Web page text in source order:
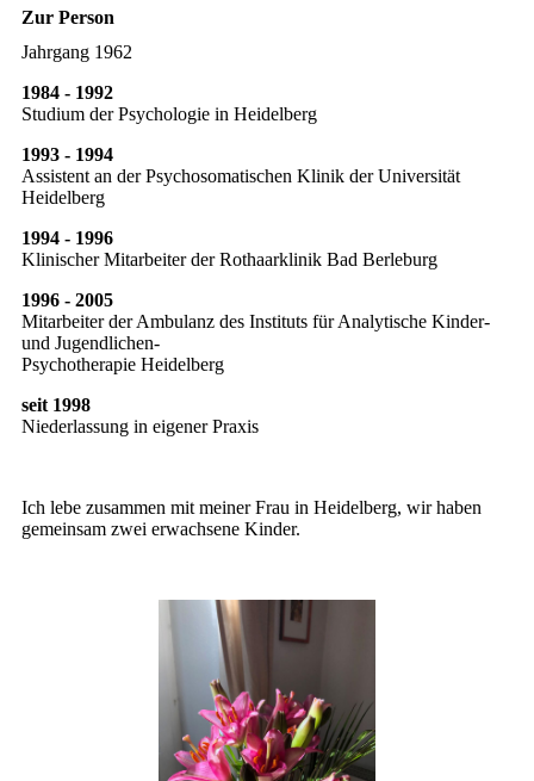
Zur Person
Jahrgang 1962
1984 - 1992
Studium der Psychologie in Heidelberg
1993 - 1994
Assistent an der Psychosomatischen Klinik der Universität
Heidelberg
1994 - 1996
Klinischer Mitarbeiter der Rothaarklinik Bad Berleburg
1996 - 2005
Mitarbeiter der Ambulanz des Instituts für Analytische Kinder-
und Jugendlichen-
Psychotherapie Heidelberg
seit 1998
Niederlassung in eigener Praxis
Ich lebe zusammen mit meiner Frau in Heidelberg, wir haben
gemeinsam zwei erwachsene Kinder.